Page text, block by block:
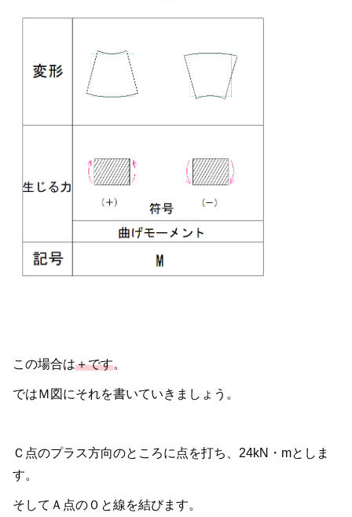
この場合は＋です。
ではＭ図にそれを書いていきましょう。
Ｃ点のプラス方向のところに点を打ち、24kN・mとしま
す。
そしてＡ点の０と線を結びます。